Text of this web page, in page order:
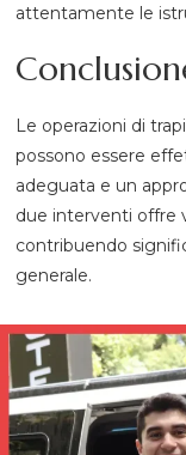
attentamente le
Le operazioni di
possono essere
adeguata e un
due interventi offre
contribuendo
generale.